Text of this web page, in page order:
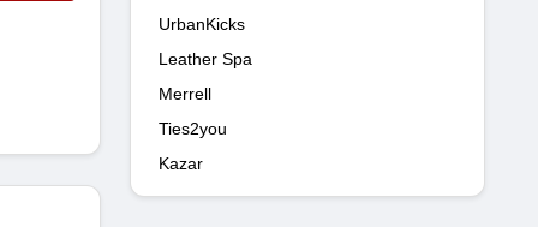
UrbanKicks
Leather Spa
Merrell
Ties2you
Kazar